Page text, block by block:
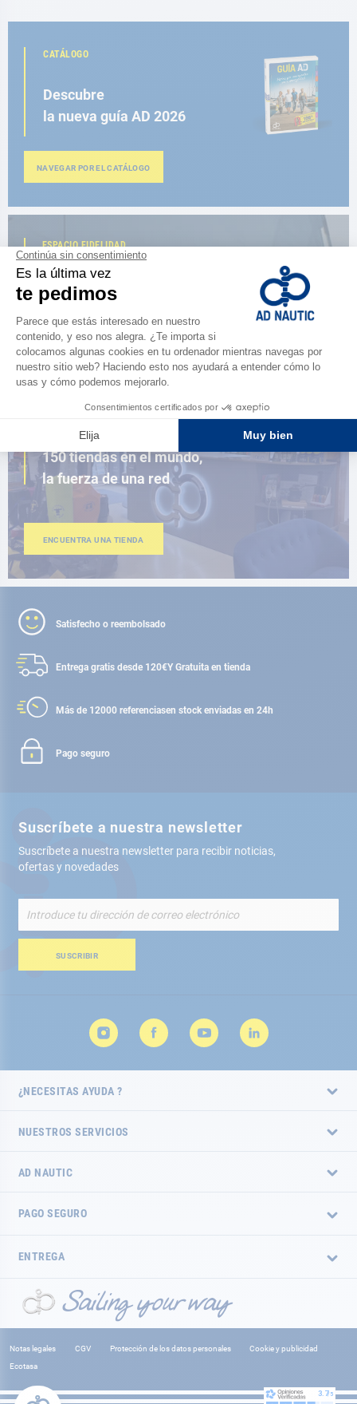
CATÁLOGO
Descubre
la nueva guía AD 2026
NAVEGAR POR EL CATÁLOGO
ESPACIO FIDELIDAD
¿Eres apasionado?
Benefíciate de ventajas exclusivas
AD FIDELITY
CERCA DE TI
150 tiendas en el mundo,
la fuerza de una red
ENCUENTRA UNA TIENDA
Satisfecho o reembolsado
Entrega gratis desde 120€Y Gratuita en tienda
Más de 12000 referenciasen stock enviadas en 24h
Pago seguro
Suscríbete a nuestra newsletter
Suscríbete a nuestra newsletter para recibir noticias,
ofertas y novedades
nuestro
de
SUSCRIBIR
¿NECESITAS AYUDA ?
NUESTROS SERVICIOS
AD NAUTIC
PAGO SEGURO
ENTREGA
Notas legales CGV Protección de los datos personales
Cookie y publicidad
Ecotasa